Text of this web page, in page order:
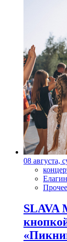
08 августа,
Прочее
SLAVA